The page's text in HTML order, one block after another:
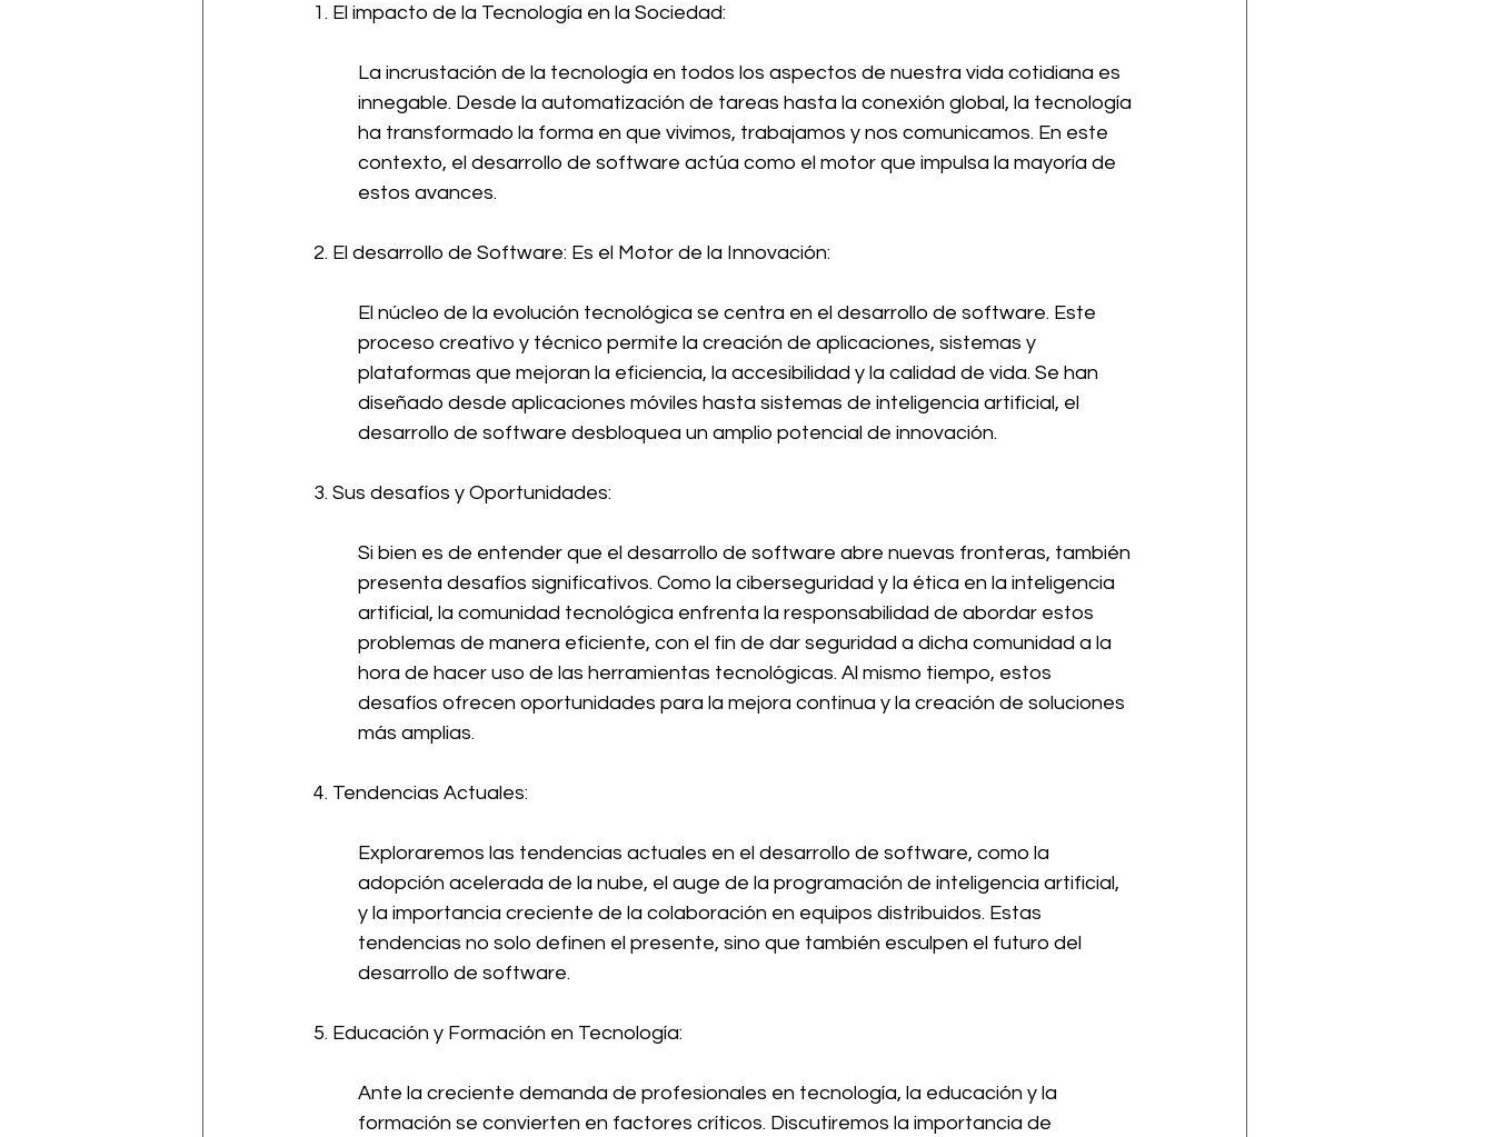
1. El impacto de la Tecnología en la Sociedad:
La incrustación de la tecnología en todos los aspectos de nuestra vida cotidiana es
innegable. Desde la automatización de tareas hasta la conexión global, la tecnología
ha transformado la forma en que vivimos, trabajamos y nos comunicamos. En este
contexto, el desarrollo de software actúa como el motor que impulsa la mayoría de
estos avances.
2. El desarrollo de Software: Es el Motor de la Innovación:
El núcleo de la evolución tecnológica se centra en el desarrollo de software. Este
proceso creativo y técnico permite la creación de aplicaciones, sistemas y
plataformas que mejoran la eficiencia, la accesibilidad y la calidad de vida. Se han
diseñado desde aplicaciones móviles hasta sistemas de inteligencia artificial, el
desarrollo de software desbloquea un amplio potencial de innovación.
3. Sus desafíos y Oportunidades:
Si bien es de entender que el desarrollo de software abre nuevas fronteras, también
presenta desafíos significativos. Como la ciberseguridad y la ética en la inteligencia
artificial, la comunidad tecnológica enfrenta la responsabilidad de abordar estos
problemas de manera eficiente, con el fin de dar seguridad a dicha comunidad a la
hora de hacer uso de las herramientas tecnológicas. Al mismo tiempo, estos
desafíos ofrecen oportunidades para la mejora continua y la creación de soluciones
más amplias.
4. Tendencias Actuales:
Exploraremos las tendencias actuales en el desarrollo de software, como la
adopción acelerada de la nube, el auge de la programación de inteligencia artificial,
y la importancia creciente de la colaboración en equipos distribuidos. Estas
tendencias no solo definen el presente, sino que también esculpen el futuro del
desarrollo de software.
5. Educación y Formación en Tecnología:
Ante la creciente demanda de profesionales en tecnología, la educación y la
formación se convierten en factores críticos. Discutiremos la importancia de